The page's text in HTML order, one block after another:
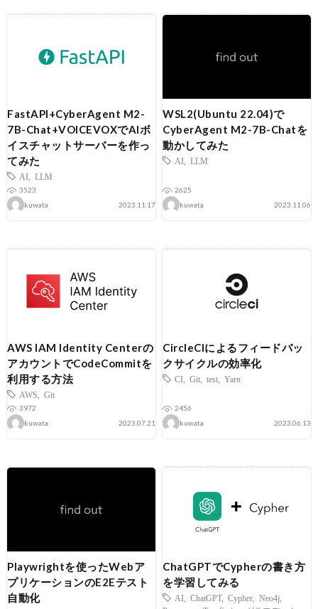
FastAPI+CyberAgent M2-
7B-Chat+VOICEVOXでAIボ
イスチャットサーバーを作っ
てみた
AI
LLM
3523
kuwata
2023.11.17
WSL2(Ubuntu 22.04)で
CyberAgent M2-7B-Chatを
動かしてみた
AI LLM
2625
kuwata
2023.11.06
AWS IAM Identity Centerの
アカウントでCodeCommitを
利用する方法
AWS
Git
3972
kuwata
2023.07.21
CircleCIによるフィードバッ
クサイクルの効率化
CI Git test Yarn
2456
kuwata
2023.06.13
Playwrightを使ったWebア
プリケーションのE2Eテスト
自動化
ChatGPTでCypherの書き方
を学習してみる
AI ChatGPT, Cypher Neo4j